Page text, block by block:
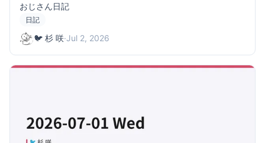
おじさん日記
日記
🐦 杉 咲·Jul 2, 2026